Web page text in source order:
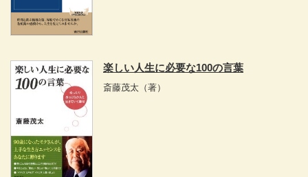
楽しい人生に必要な100の言葉
斎藤茂太 （著）